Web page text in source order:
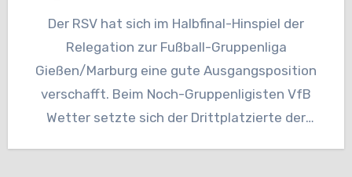
Der RSV hat sich im Halbfinal-Hinspiel der
Relegation zur Fußball-Gruppenliga
Gießen/Marburg eine gute Ausgangsposition
verschafft. Beim Noch-Gruppenligisten VfB
Wetter setzte sich der Drittplatzierte der